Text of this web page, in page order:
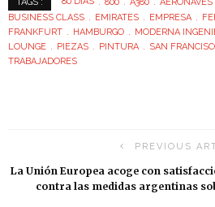
TAGS :
BUSINESS CLASS
EMIRATES EMPRESA
FRANKFURT
HAMBURGO MODERNA
LOUNGE
PIEZAS PINTURA SAN
TRABAJADORES
PREVIOUS
La Unión Europea acoge con
contra las medidas argentinas